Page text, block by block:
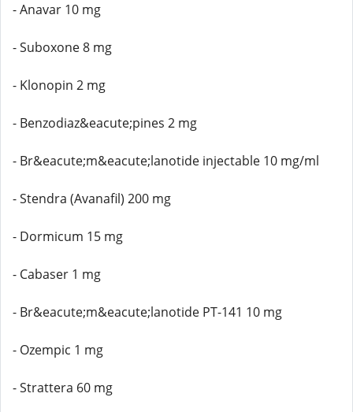
- Anavar 10 mg
- Suboxone 8 mg
- Klonopin 2 mg
- Benzodiaz&eacute;pines 2 mg
- Br&eacute;m&eacute;lanotide injectable 10 mg/ml
- Stendra (Avanafil) 200 mg
- Dormicum 15 mg
- Cabaser 1 mg
- Br&eacute;m&eacute;lanotide PT-141 10 mg
- Ozempic 1 mg
- Strattera 60 mg